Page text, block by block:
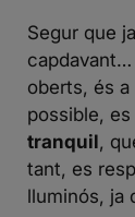
Segur que
capdavant…
oberts, és a
possible,
tranquil,
tant, es
lluminós, ja